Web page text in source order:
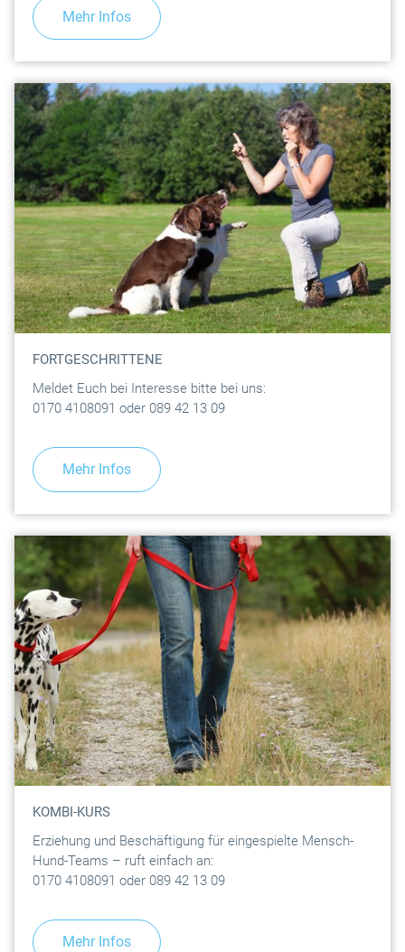
Mehr Infos
FORTGESCHRITTENE
Meldet Euch bei Interesse bitte bei uns:
0170 4108091 oder 089 42 13 09
Mehr Infos
KOMBI-KURS
Erziehung und Beschäftigung für eingespielte Mensch-
Hund-Teams – ruft einfach an:
0170 4108091 oder 089 42 13 09
Mehr Infos